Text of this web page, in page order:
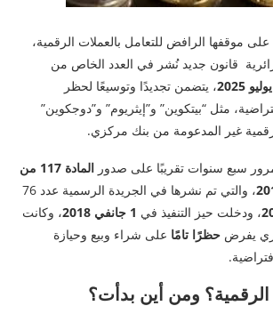
موقفها الرافض للتعامل بالعملات الرقمية،
قانون جديد نُشر في العدد الخاص من
يوليو 2025
، يتضمن تجديدًا وتوسيعًا لحظر
مثل “بيتكوين” و”إيثريوم” و”دوجكوين”
غير المدعومة من بنك مركزي.
مرور سبع سنوات تقريبًا على صدور
المادة 117 من
، والتي تم نشرها في الجريدة الرسمية عدد 76
، ودخلت حيز التنفيذ في 1 جانفي 2018
، وكانت
يفرض حظرًا تامًا على شراء وبيع وحيازة
ومن أين بدأت؟